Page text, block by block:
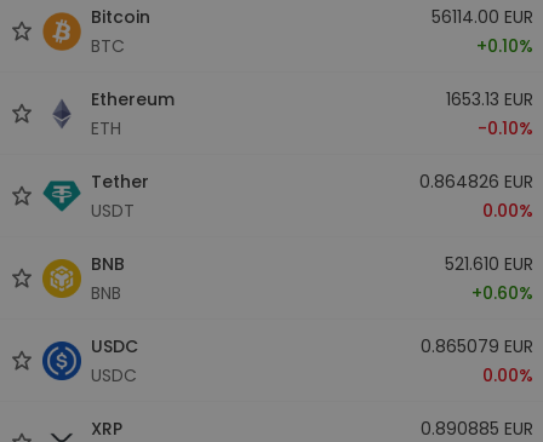
Bitcoin
BTC
56114.00 EUR
+0.10%
Ethereum
ETH
1653.13 EUR
-0.10%
Tether
USDT
0.864826 EUR
0.00%
BNB
BNB
521.610 EUR
+0.60%
USDC
USDC
0.865079 EUR
0.00%
XRP
0.890885 EUR